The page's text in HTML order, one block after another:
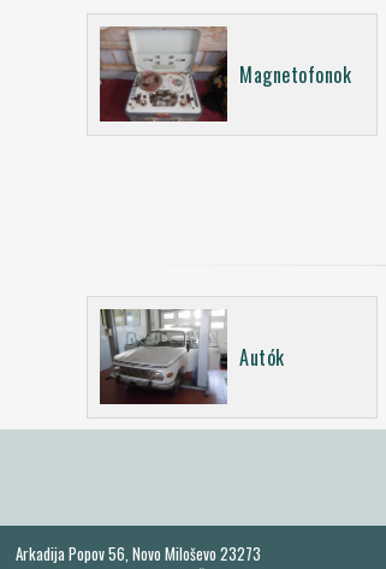
Magnetofonok
Autók
Arkadija Popov 56, Novo Miloševo 23273